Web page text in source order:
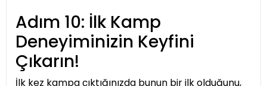
Adım 10: İlk Kamp
Deneyiminizin Keyfini
Çıkarın!
İlk kez kampa çıktığınızda bunun bir ilk olduğunu,